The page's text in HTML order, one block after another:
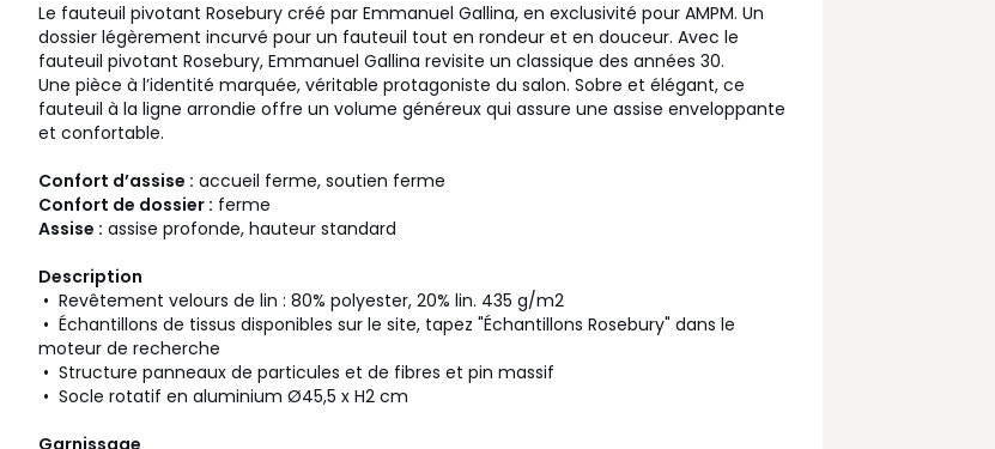
Le fauteuil pivotant Rosebury créé par Emmanuel Gallina, en exclusivité pour AMPM. Un
dossier légèrement incurvé pour un fauteuil tout en rondeur et en douceur. Avec le
fauteuil pivotant Rosebury, Emmanuel Gallina revisite un classique des années 30.
Une pièce à l’identité marquée, véritable protagoniste du salon. Sobre et élégant, ce
fauteuil à la ligne arrondie offre un volume généreux qui assure une assise enveloppante
et confortable.
Confort d’assise : accueil ferme, soutien ferme
Confort de dossier : ferme
Assise : assise profonde, hauteur standard
Description
• Revêtement velours de lin : 80% polyester, 20% lin. 435 g/m2
• Échantillons de tissus disponibles sur le site, tapez "Échantillons Rosebury" dans le
moteur de recherche
• Structure panneaux de particules et de fibres et pin massif
• Socle rotatif en aluminium Ø45,5 x H2 cm